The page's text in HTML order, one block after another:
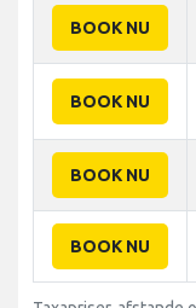
BOOK NU
BOOK NU
BOOK NU
BOOK NU